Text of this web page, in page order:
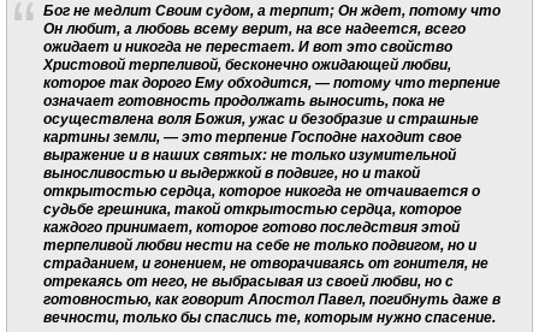
Бог не медлит Своим судом, а терпит; Он ждет, потому что
Он любит, а любовь всему верит, на все надеется, всего
ожидает и никогда не перестает. И вот это свойство
Христовой терпеливой, бесконечно ожидающей любви,
которое так дорого Ему обходится, — потому что терпение
означает готовность продолжать выносить, пока не
осуществлена воля Божия, ужас и безобразие и страшные
картины земли, — это терпение Господне находит свое
выражение и в наших святых: не только изумительной
выносливостью и выдержкой в подвиге, но и такой
открытостью сердца, которое никогда не отчаивается о
судьбе грешника, такой открытостью сердца, которое
каждого принимает, которое готово последствия этой
терпеливой любви нести на себе не только подвигом, но и
страданием, и гонением, не отворачиваясь от гонителя, не
отрекаясь от него, не выбрасывая из своей любви, но с
готовностью, как говорит Апостол Павел, погибнуть даже в
вечности, только бы спаслись те, которым нужно спасение.